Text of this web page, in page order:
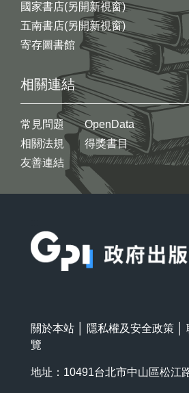
國家書店(另開新視窗)
五南書店(另開新視窗)
寄存圖書館
相關連結
常見問題
相關法規
友善連結
OpenData
得獎書目
關於本站 隱私權及安全政策
覽
地址：10491台北市中山區松江